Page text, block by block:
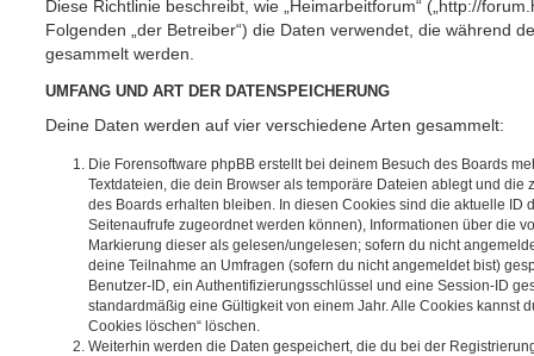
Diese Richtlinie beschreibt, wie „Heimarbeitforum“ („http://
Folgenden „der Betreiber“) die Daten verwendet, die während
gesammelt werden.
UMFANG UND ART DER DATENSPEICHERUNG
Deine Daten werden auf vier verschiedene Arten gesammelt:
Die Forensoftware phpBB erstellt bei deinem Besuch des Boards
Textdateien, die dein Browser als temporäre Dateien ablegt und die
des Boards erhalten bleiben. In diesen Cookies sind die aktuelle ID
Seitenaufrufe zugeordnet werden können), Informationen über die
Markierung dieser als gelesen/ungelesen; sofern du nicht
deine Teilnahme an Umfragen (sofern du nicht angemeldet bist)
Benutzer-ID, ein Authentifizierungsschlüssel und eine Session-ID
standardmäßig eine Gültigkeit von einem Jahr. Alle Cookies kannst
Cookies löschen“ löschen.
Weiterhin werden die Daten gespeichert, die du bei der